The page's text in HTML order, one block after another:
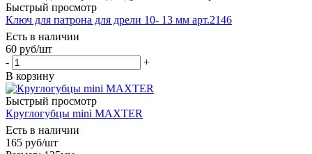
Быстрый просмотр
Ключ для патрона для дрели 10- 13 мм арт.2146
Есть в наличии
60 руб/шт
-
+
В корзину
Быстрый просмотр
Круглогубцы mini MAXTER
Есть в наличии
165 руб/шт